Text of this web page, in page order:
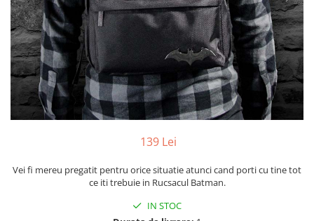
139 Lei
Vei fi mereu pregatit pentru orice situatie atunci cand porti cu tine tot
ce iti trebuie in Rucsacul Batman.
IN STOC